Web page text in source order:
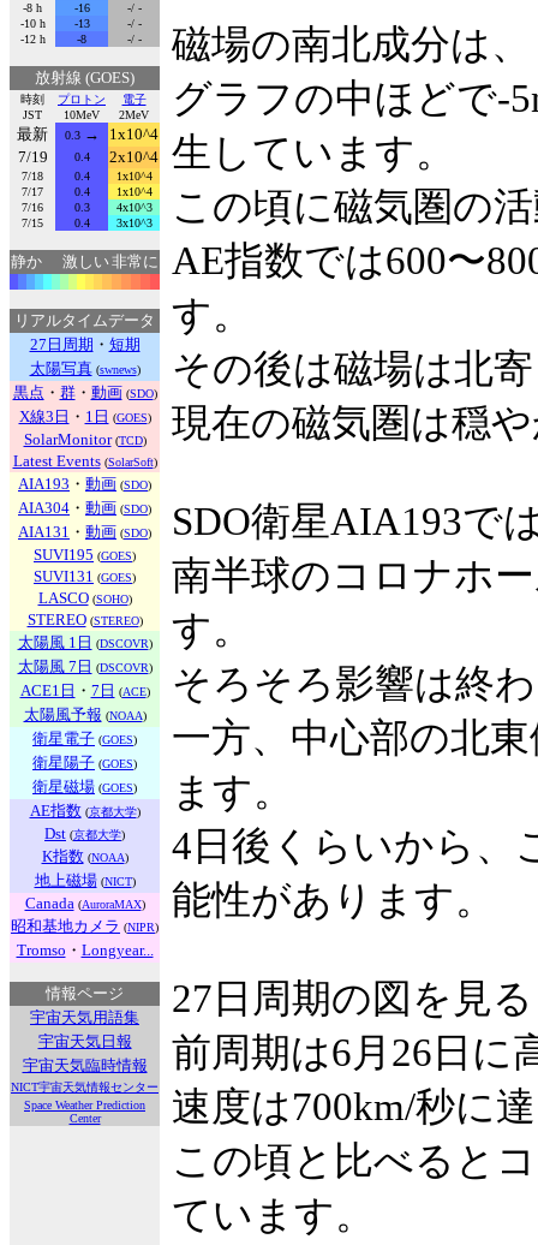
-8 h
-16
-/ -
-10 h
-13
-/ -
-12 h
-8 -/ -
放射線 (GOES)
時刻
JST
プロトン
10MeV
電子
2MeV
最新 0.3→
1x10^4
7/19
0.4 2x10^4
7/18 0.4
1x10^4
7/17
0.4
1x10^4
7/16
0.3
4x10^3
7/15
0.4 3x10^3
静か 激しい非常に
リアルタイムデータ
27日周期 ・ 短期
太陽写真(swnews)
黒点 ・ 群・ 動画 (SDO)
X線3日 ・ 1日 (GOES)
SolarMonitor(TCD)
Latest Events(SolarSoft)
AIA193 ・ 動画 (SDO)
AIA304 ・ 動画 (SDO)
AIA131 ・ 動画 (SDO)
SUVI195 (GOES)
SUVI131 (GOES)
LASCO(SOHO)
STEREO(STEREO)
太陽風 1日 (DSCOVR)
太陽風 7日 (DSCOVR)
ACE1日 ・ 7日 (ACE)
太陽風予報 (NOAA)
衛星電子 (GOES)
衛星陽子 (GOES)
衛星磁場 (GOES)
AE指数(京都大学)
Dst (京都大学)
K指数(NOAA)
地上磁場(NICT)
Canada (AuroraMAX)
昭和基地カメラ (NIPR)
Tromso ・ Longyear...
情報ページ
宇宙天気用語集
宇宙天気日報
宇宙天気臨時情報
NICT宇宙天気情報センター
Space Weather Prediction
Center
磁場の南北成分は、
グラフの中ほどで-
生しています。
この頃に磁気圏の
AE指数では600〜
す。
その後は磁場は北
現在の磁気圏は穏
SDO衛星AIA193で
南半球のコロナホ
す。
そろそろ影響は終
一方、中心部の北
ます。
4日後くらいから、
能性があります。
27日周期の図を見
前周期は6月26日に
速度は700km/秒に
この頃と比べると
ています。